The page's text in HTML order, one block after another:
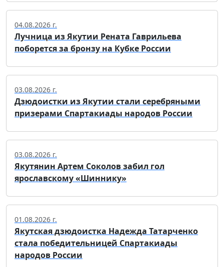
04.08.2026 г.
Лучница из Якутии Рената Гаврильева
поборется за бронзу на Кубке России
03.08.2026 г.
Дзюдоистки из Якутии стали серебряными
призерами Спартакиады народов России
03.08.2026 г.
Якутянин Артем Соколов забил гол
ярославскому «Шиннику»
01.08.2026 г.
Якутская дзюдоистка Надежда Татарченко
стала победительницей Спартакиады
народов России